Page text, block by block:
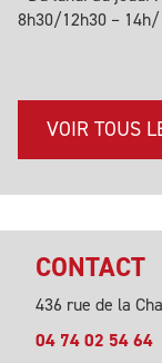
8h30/12h30 –
VOIR TOUS
CONTACT
436 rue de la
04 74 02 54 64